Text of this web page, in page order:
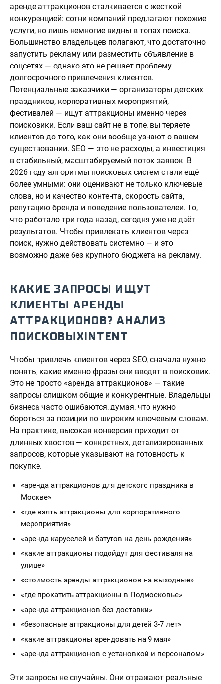
аренде аттракционов сталкивается с жесткой
конкуренцией: сотни компаний предлагают похожие
услуги, но лишь немногие видны в топах поиска.
Большинство владельцев полагают, что достаточно
запустить рекламу или разместить объявление в
соцсетях — однако это не решает проблему
долгосрочного привлечения клиентов.
Потенциальные заказчики — организаторы детских
праздников, корпоративных мероприятий,
фестивалей — ищут аттракционы именно через
поисковики. Если ваш сайт не в топе, вы теряете
клиентов до того, как они вообще узнают о вашем
существовании. SEO — это не расходы, а инвестиция
в стабильный, масштабируемый поток заявок. В
2026 году алгоритмы поисковых систем стали ещё
более умными: они оценивают не только ключевые
слова, но и качество контента, скорость сайта,
репутацию бренда и поведение пользователей. То,
что работало три года назад, сегодня уже не даёт
результатов. Чтобы привлекать клиентов через
поиск, нужно действовать системно — и это
возможно даже без крупного бюджета на рекламу.
КАКИЕ ЗАПРОСЫ ИЩУТ
КЛИЕНТЫ АРЕНДЫ
АТТРАКЦИОНОВ? АНАЛИЗ
ПОИСКОВЫХINTENT
Чтобы привлечь клиентов через SEO, сначала нужно
понять, какие именно фразы они вводят в поисковик.
Это не просто «аренда аттракционов» — такие
запросы слишком общие и конкурентные. Владельцы
бизнеса часто ошибаются, думая, что нужно
бороться за позиции по широким ключевым словам.
На практике, высокая конверсия приходит от
длинных хвостов — конкретных, детализированных
запросов, которые указывают на готовность к
покупке.
«аренда аттракционов для детского праздника в
Москве»
«где взять аттракционы для корпоративного
мероприятия»
«аренда каруселей и батутов на день рождения»
«какие аттракционы подойдут для фестиваля на
улице»
«стоимость аренды аттракционов на выходные»
«где прокатить аттракционы в Подмосковье»
«аренда аттракционов без доставки»
«безопасные аттракционы для детей 3-7 лет»
«какие аттракционы арендовать на 9 мая»
«аренда аттракционов с установкой и персоналом»
Эти запросы не случайны. Они отражают реальные